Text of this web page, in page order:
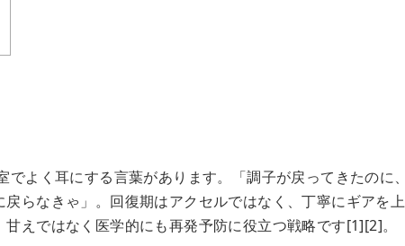
よく耳にする言葉があります。「調子が戻ってきたのに、
らなきゃ」。回復期はアクセルではなく、丁寧にギアを上
えではなく医学的にも再発予防に役立つ戦略です[1][2]。